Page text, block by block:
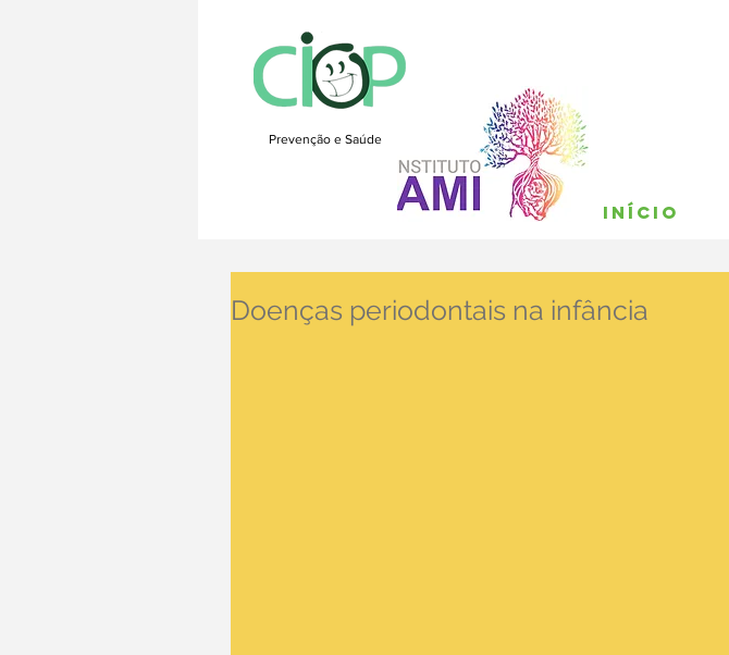
Prevenção e Saúde
INÍCIO
Doenças periodontais na infância